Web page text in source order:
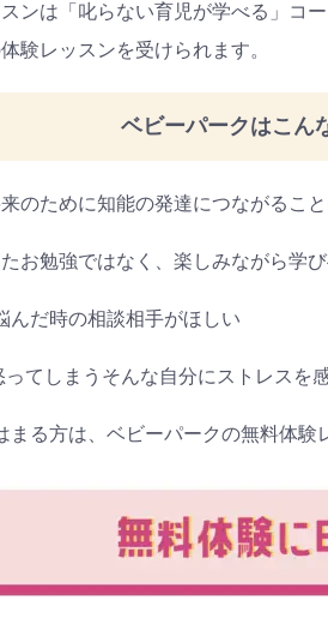
ンは「叱らない育児が学べる」コ
験レッスンを受けられます。
ベビーパークはこん
のために知能の発達につながるこ
お勉強ではなく、楽しみながら学
んだ時の相談相手がほしい
ってしまうそんな自分にストレスを
まる方は、ベビーパークの無料体験